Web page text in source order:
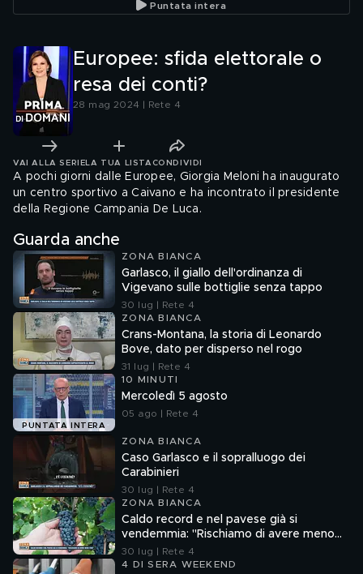
Puntata intera
Europee: sfida elettorale o
resa dei conti?
28 mag 2024 | Rete 4
VAI ALLA SERIE LA TUA LISTA CONDIVIDI
A pochi giorni dalle Europee, Giorgia Meloni ha inaugurato
un centro sportivo a Caivano e ha incontrato il presidente
della Regione Campania De Luca.
Guarda anche
ZONA BIANCA
Garlasco, il giallo dell'ordinanza di
Vigevano sulle bottiglie senza tappo
30 lug | Rete 4
ZONA BIANCA
Crans-Montana, la storia di Leonardo
Bove, dato per disperso nel rogo
31 lug | Rete 4
PUNTATA INTERA
10 MINUTI
Mercoledì 5 agosto
05 ago | Rete 4
ZONA BIANCA
Caso Garlasco e il sopralluogo dei
Carabinieri
30 lug | Rete 4
ZONA BIANCA
Caldo record e nel pavese già si
vendemmia: "Rischiamo di avere meno
vino"
30 lug | Rete 4
4 DI SERA WEEKEND